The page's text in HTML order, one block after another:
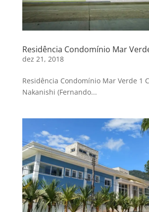
Residência Condomínio Mar
dez 21, 2018
Residência Condomínio Mar Verde 1
Nakanishi (Fernando...